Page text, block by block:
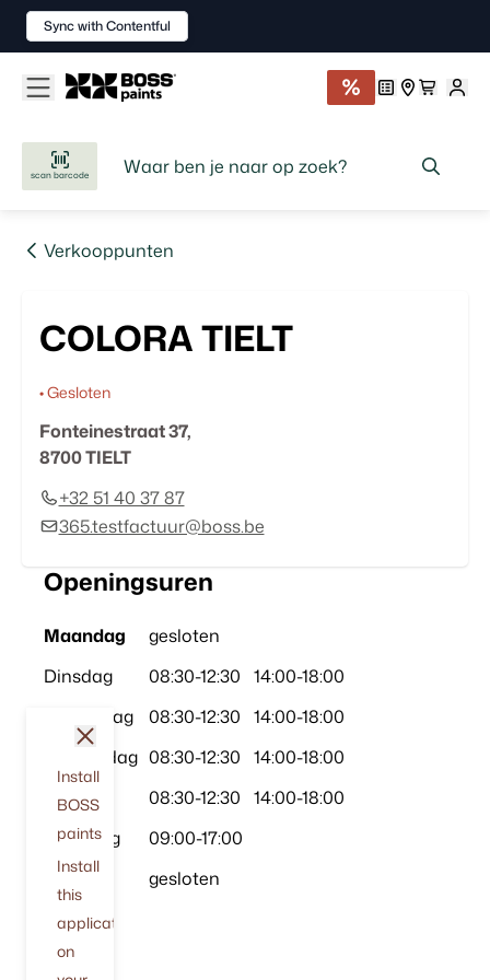
scan barcode
Verkooppunten
COLORA TIELT
•Gesloten
Fonteinestraat37,
8700TIELT
+32 51 40 37 87
365.testfactuur@boss.be
Openingsuren
Maandag
gesloten
Dinsdag
08:30-12:30 14:00-18:00
Woensdag
08:30-12:30 14:00-18:00
Donderdag 08:30-12:30 14:00-18:00
Vrijdag
08:30-12:30 14:00-18:00
Zaterdag
09:00-17:00
Zondag
gesloten
Install
BOSS
paints
Install
this
application
on
sluit
Sync with Contentful